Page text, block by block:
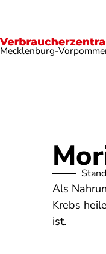
Mecklenburg-
Digitales
Als
Krebs
ist.